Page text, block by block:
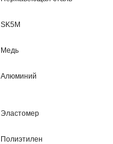
SK5M
Медь
Алюминий
Эластомер
Полиэтилен